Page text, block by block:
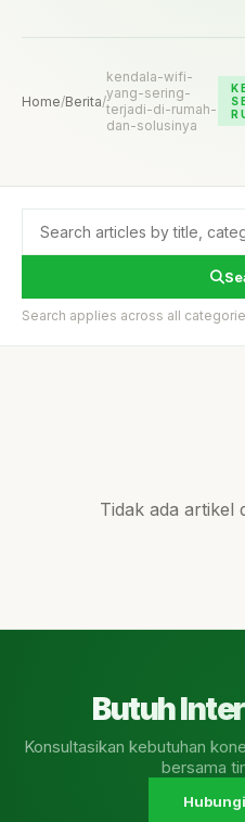
Home/Berita/
kendala-wifi-
yang-sering-
terjadi-di-rumah-
dan-solusinya
Search applies across all
Tidak ada artikel
Butuh
Konsultasikan kebutuhan
bersama